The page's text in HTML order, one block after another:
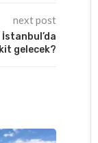
next post
gelecek?